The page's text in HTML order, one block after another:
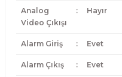
Analog
Video Çıkışı
: Hayır
Alarm Giriş : Evet
Alarm Çıkış : Evet